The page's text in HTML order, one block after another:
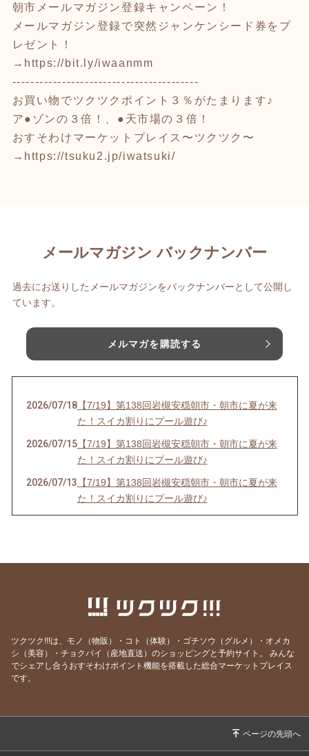
朝市メールマガジン登録キャンペーン！
メールマガジン登録で突然ジャンケンシード券をプ
レゼント！
→ https://bit.ly/iwaanmm
-----------------------------------------
お買い物でツクツクポイント３％がたまります♪
ア●ゾンの３倍！、●天市場の３倍！
おすそわけマーケットプレイス〜ツクツク〜
→ https://tsuku2.jp/iwatsuki/
メールマガジン バックナンバー
過去にお送りしたメールマガジンをバックナンバーとして公開し
ています。
メルマガを購読する
2026/07/18【7/19】第138回岩槻安穏朝市・朝市に夏が来
た！スイカ割りにプール遊び♪
2026/07/15【7/19】第138回岩槻安穏朝市・朝市に夏が来
た！スイカ割りにプール遊び♪
2026/07/13 【7/19】第138回岩槻安穏朝市・朝市に夏が来
た！スイカ割りにプール遊び♪
【6/21】第137回岩槻安穏朝市・父の日ワーク
ショップまつり開催！パパ自慢大会で賞品をゲ
2026/06/10【6/21】第137回岩槻安穏朝市・父の日ワーク
ショップまつり開催！パパ自慢大会で賞品をゲ
ツクツク!!!は、モノ（物販）・コト（体験）・ゴチソウ（グルメ）・オメカ
シ（美容）・チョクバイ（産地直送）のショッピングと予約サイト。
みんな
でシェアし合うおすそわけポイント機能を搭載した総合マーケットプレイス
です。